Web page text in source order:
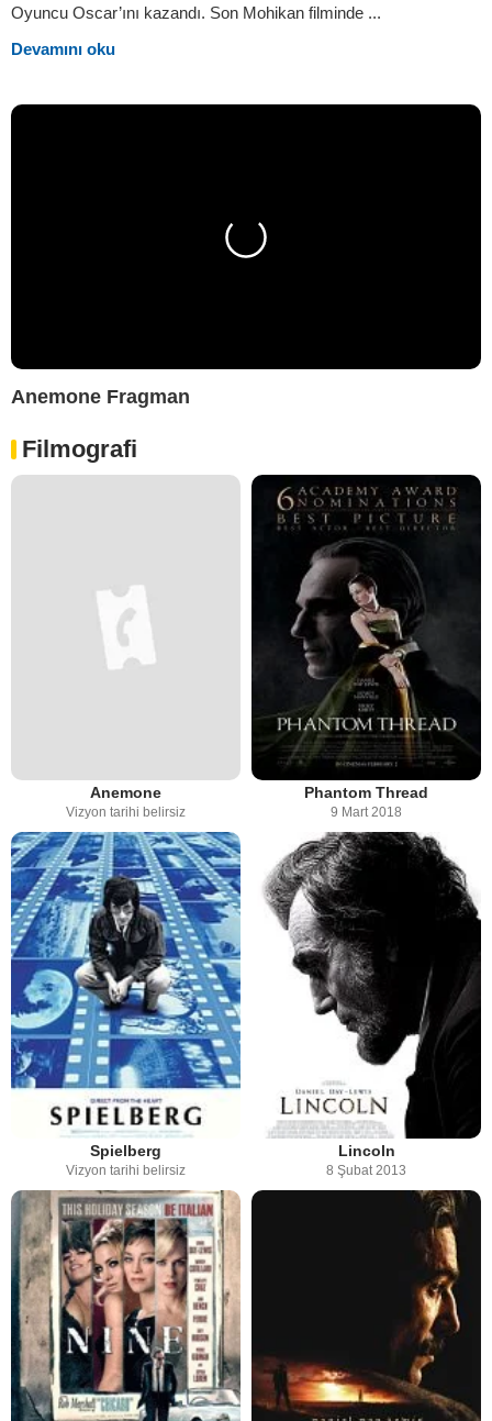
Oyuncu Oscar’ını kazandı. Son Mohikan filminde ...
Devamını oku
Anemone Fragman
Filmografi
Anemone
Vizyon tarihi belirsiz
Phantom Thread
9 Mart 2018
Spielberg
Vizyon tarihi belirsiz
Lincoln
8 Şubat 2013